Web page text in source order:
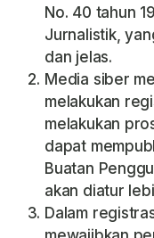
No. 40 tahun
Jurnalistik,
dan jelas.
Media siber
melakukan
melakukan
dapat
Buatan
akan diatur
Dalam